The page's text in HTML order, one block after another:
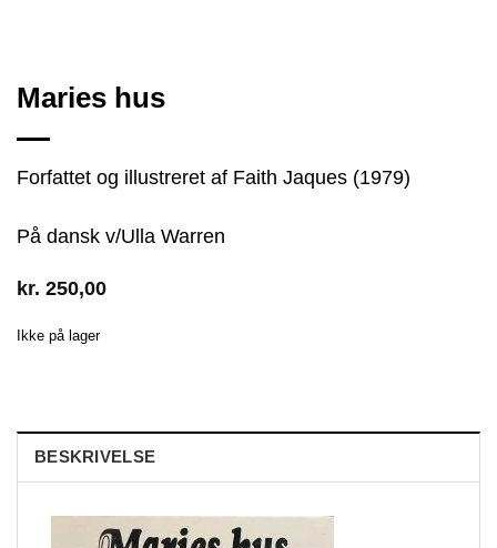
Maries hus
Forfattet og illustreret af Faith Jaques (1979)
På dansk v/Ulla Warren
kr. 250,00
Ikke på lager
BESKRIVELSE